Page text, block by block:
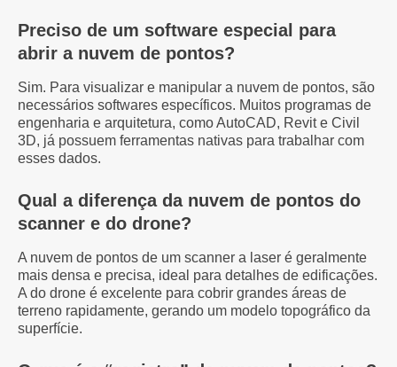
Preciso de um software especial para
abrir a nuvem de pontos?
Sim. Para visualizar e manipular a nuvem de pontos, são
necessários softwares específicos. Muitos programas de
engenharia e arquitetura, como AutoCAD, Revit e Civil
3D, já possuem ferramentas nativas para trabalhar com
esses dados.
Qual a diferença da nuvem de pontos do
scanner e do drone?
A nuvem de pontos de um scanner a laser é geralmente
mais densa e precisa, ideal para detalhes de edificações.
A do drone é excelente para cobrir grandes áreas de
terreno rapidamente, gerando um modelo topográfico da
superfície.